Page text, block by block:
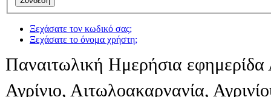
Ξεχάσατε τον κωδικό σας;
Ξεχάσατε το όνομα χρήστη;
Παναιτωλική Ημερήσια εφημερίδα
Αγρίνιο, Αιτωλοακαρνανία,